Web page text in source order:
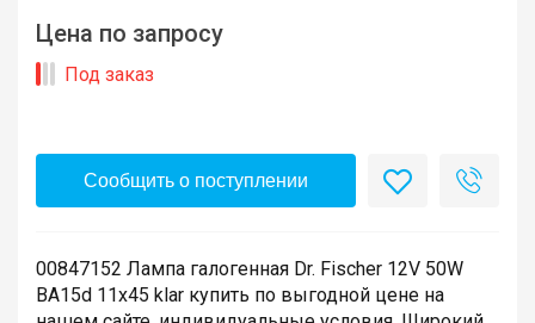
Цена по запросу
Под заказ
Сообщить о поступлении
00847152 Лампа галогенная Dr. Fischer 12V 50W
BA15d 11x45 klar купить по выгодной цене на